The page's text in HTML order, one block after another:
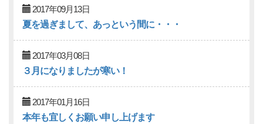
2017年09月13日
夏を過ぎまして、あっという間に・・・
2017年03月08日
３月になりましたが寒い！
2017年01月16日
本年も宜しくお願い申し上げます